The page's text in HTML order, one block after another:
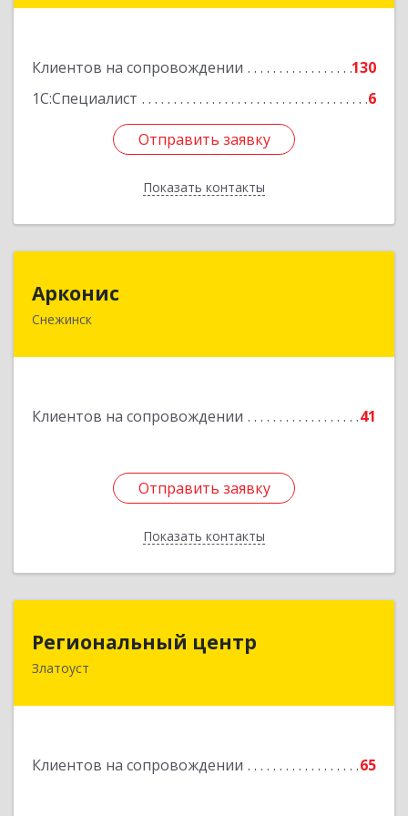
Клиентов на сопровождении
130
1С:Специалист
6
Отправить заявку
Показать контакты
Отправить заявку
Назад
Арконис
Снежинск
Клиентов на сопровождении 41
Отправить заявку
Показать контакты
Отправить заявку
Назад
Региональный центр
Златоуст
Клиентов на сопровождении 65
Региональный центр
456227, Челябинская обл, Златоуст г, Мира пр-